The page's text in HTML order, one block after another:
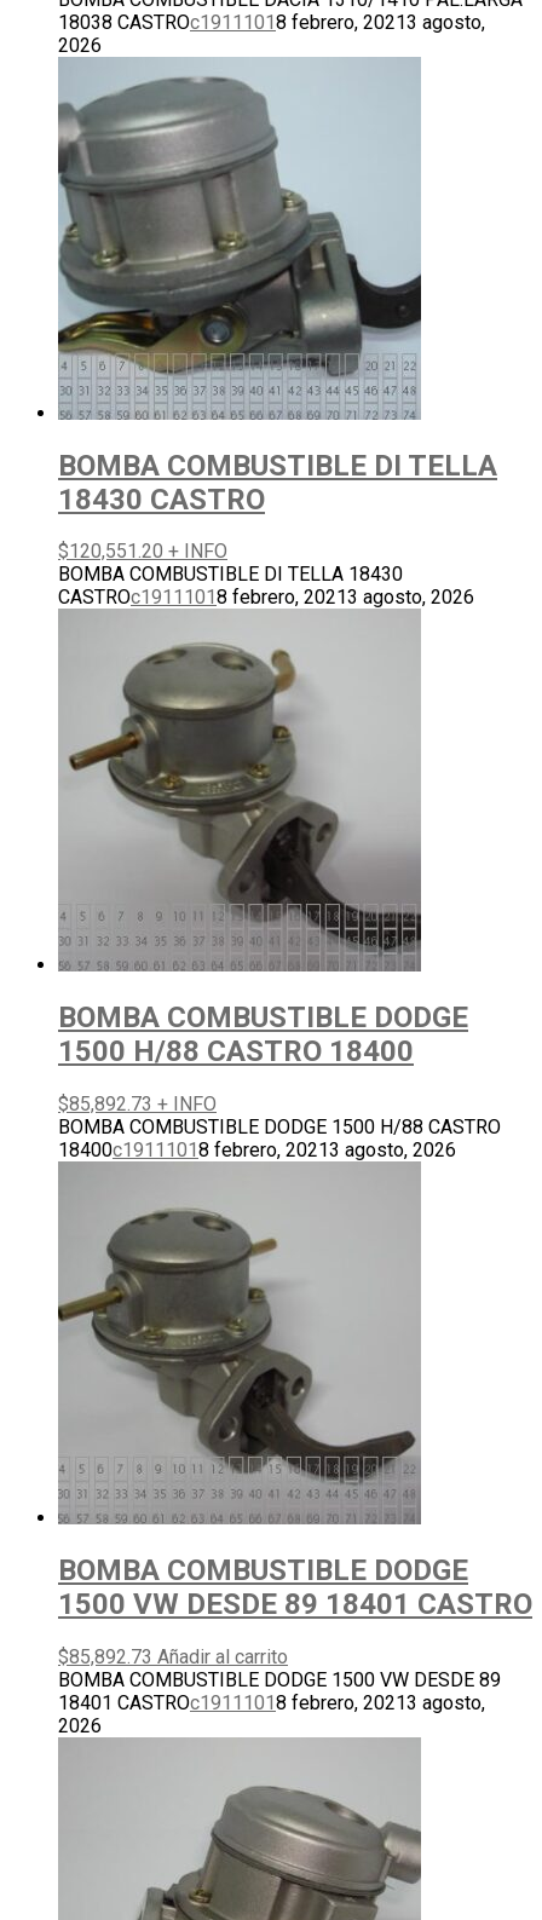
18038 CASTROc19111018 febrero, 20213 agosto,
2026
BOMBA COMBUSTIBLE DI TELLA
18430 CASTRO
$120,551.20 + INFO
BOMBA COMBUSTIBLE DI TELLA 18430
CASTROc1911101 8 febrero, 20213 agosto, 2026
BOMBA COMBUSTIBLE DODGE
1500 H/88 CASTRO 18400
$85,892.73 + INFO
BOMBA COMBUSTIBLE DODGE 1500 H/88 CASTRO
18400c1911101 8 febrero, 20213 agosto, 2026
BOMBA COMBUSTIBLE DODGE
1500 VW DESDE 89 18401 CASTRO
$85,892.73 Añadir al carrito
BOMBA COMBUSTIBLE DODGE 1500 VW DESDE 89
18401 CASTROc19111018 febrero, 20213 agosto,
2026